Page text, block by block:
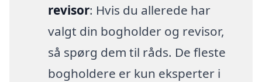
revisor: Hvis du allerede har
valgt din bogholder og revisor,
så spørg dem til råds. De fleste
bogholdere er kun eksperter i